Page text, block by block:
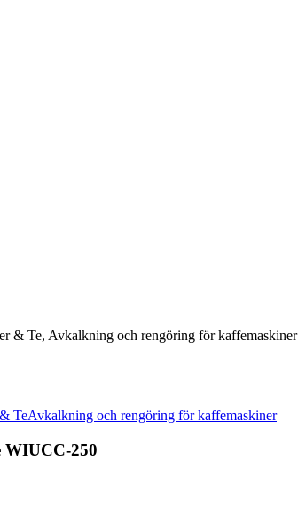
& Te, Avkalkning och rengöring för kaffemaskiner
TeAvkalkning och rengöring för kaffemaskiner
WIUCC-250